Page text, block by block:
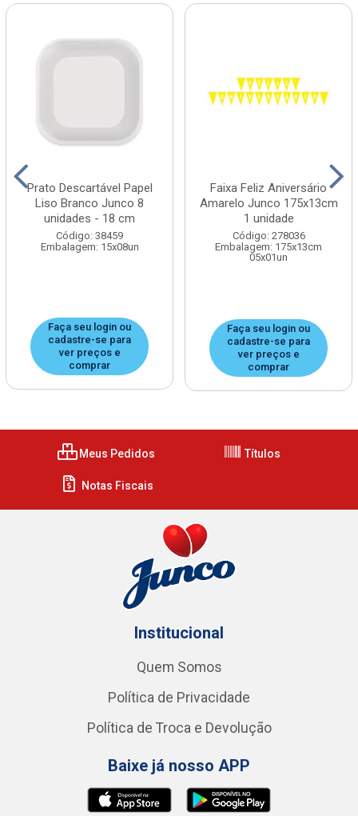
Prato Descartável Papel
Liso Branco Junco 8
unidades - 18 cm
Código: 38459
Embalagem: 15x08un
Faça seu login ou
cadastre-se para
ver preços e
comprar
Faixa Feliz Aniversário
Amarelo Junco 175x13cm
1 unidade
Código: 278036
Embalagem: 175x13cm
05x01un
Faça seu login ou
cadastre-se para
ver preços e
comprar
Meus Pedidos Títulos
Notas Fiscais
Institucional
Quem Somos
Política de Privacidade
Política de Troca e Devolução
Baixe já nosso APP